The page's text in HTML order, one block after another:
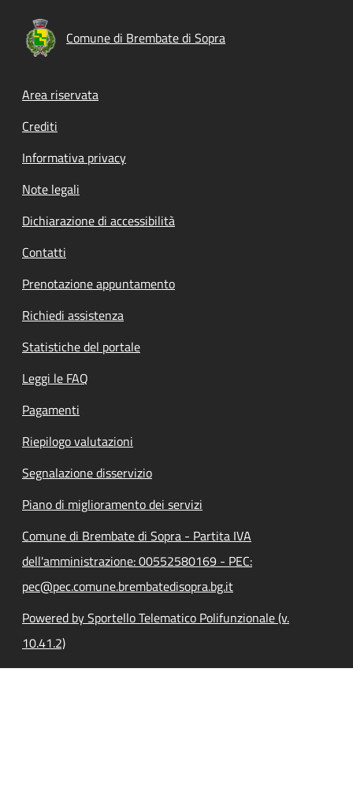
Comune di Brembate di Sopra
Footer menu
Area riservata
Crediti
Informativa privacy
Note legali
Dichiarazione di accessibilità
Contatti
Prenotazione appuntamento
Richiedi assistenza
Statistiche del portale
Leggi le FAQ
Pagamenti
Riepilogo valutazioni
Segnalazione disservizio
Piano di miglioramento dei servizi
Comune di Brembate di Sopra - Partita IVA
dell'amministrazione: 00552580169 - PEC:
pec@pec.comune.brembatedisopra.bg.it
Powered by Sportello Telematico Polifunzionale (v.
10.41.2)